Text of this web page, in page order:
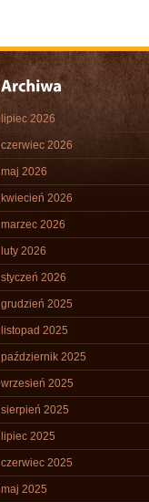
lipiec 2026
czerwiec 2026
maj 2026
kwiecień 2026
marzec 2026
luty 2026
styczeń 2026
grudzień 2025
listopad 2025
październik 2025
wrzesień 2025
sierpień 2025
lipiec 2025
czerwiec 2025
maj 2025